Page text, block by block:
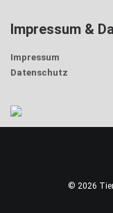
Impressum &
Impressum
Datenschutz
© 2026